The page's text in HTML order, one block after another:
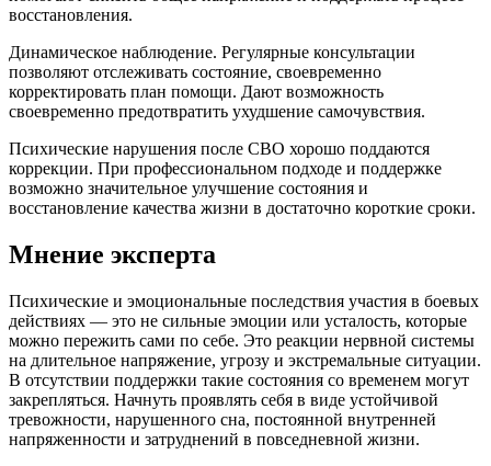
восстановления.
Динамическое наблюдение. Регулярные консультации
позволяют отслеживать состояние, своевременно
корректировать план помощи. Дают возможность
своевременно предотвратить ухудшение самочувствия.
Психические нарушения после СВО хорошо поддаются
коррекции. При профессиональном подходе и поддержке
возможно значительное улучшение состояния и
восстановление качества жизни в достаточно короткие сроки.
Мнение эксперта
Психические и эмоциональные последствия участия в боевых
действиях — это не сильные эмоции или усталость, которые
можно пережить сами по себе. Это реакции нервной системы
на длительное напряжение, угрозу и экстремальные ситуации.
В отсутствии поддержки такие состояния со временем могут
закрепляться. Начнуть проявлять себя в виде устойчивой
тревожности, нарушенного сна, постоянной внутренней
напряженности и затруднений в повседневной жизни.